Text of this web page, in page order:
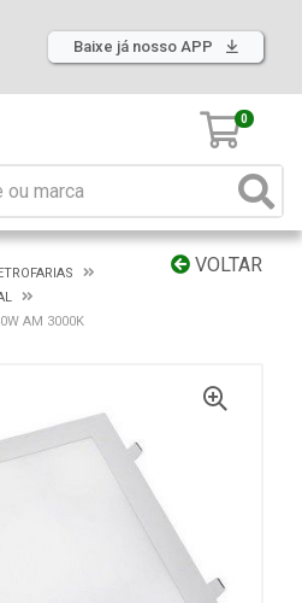
Baixe já nosso APP
0
VOLTAR
AM 3000K